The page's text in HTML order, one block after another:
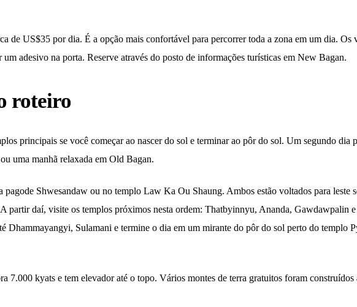
de US$35 por dia. É a opção mais confortável para percorrer toda a zona em um dia. Os
adesivo na porta. Reserve através do posto de informações turísticas em New Bagan.
roteiro
principais se você começar ao nascer do sol e terminar ao pôr do sol. Um segundo dia
uma manhã relaxada em Old Bagan.
pagode Shwesandaw ou no templo Law Ka Ou Shaung. Ambos estão voltados para leste
partir daí, visite os templos próximos nesta ordem: Thatbyinnyu, Ananda, Gawdawpalin
Dhammayangyi, Sulamani e termine o dia em um mirante do pôr do sol perto do templo
7.000 kyats e tem elevador até o topo. Vários montes de terra gratuitos foram construídos